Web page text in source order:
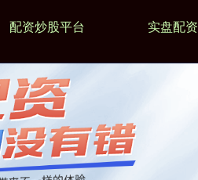
配资炒股平台 实盘配资